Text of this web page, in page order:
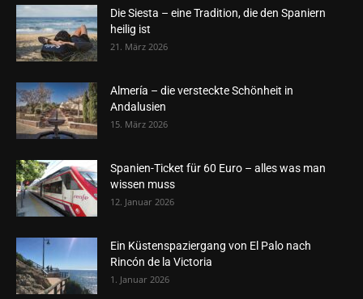
Die Siesta – eine Tradition, die den Spaniern
heilig ist
21. März 2026
Almería – die versteckte Schönheit in
Andalusien
15. März 2026
Spanien-Ticket für 60 Euro – alles was man
wissen muss
12. Januar 2026
Ein Küstenspaziergang von El Palo nach
Rincón de la Victoria
1. Januar 2026